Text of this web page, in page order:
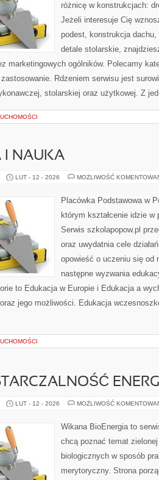
różnicę w konstrukcjach:
Jeżeli interesuje Cię
podest, konstrukcja
detale stolarskie,
marketingowych ogólników. Polecamy
Rdzeniem serwisu jest
stolarskiej oraz użytkowej. Z
I NAUKA
LUT - 12 - 2026 MOŻLIWOŚĆ
Placówka Podstawowa w
którym kształcenie idzie w
Serwis szkolapopow.pl
oraz uwydatnia cele
opowieść o uczeniu się od
następne wyzwania
to Edukacja w Europie i Edukacja a
jego możliwości. Edukacja
LUT - 12 - 2026 MOŻLIWOŚĆ
Wikana BioEnergia to
chcą poznać temat
biologicznych w sposób
merytoryczny. Strona